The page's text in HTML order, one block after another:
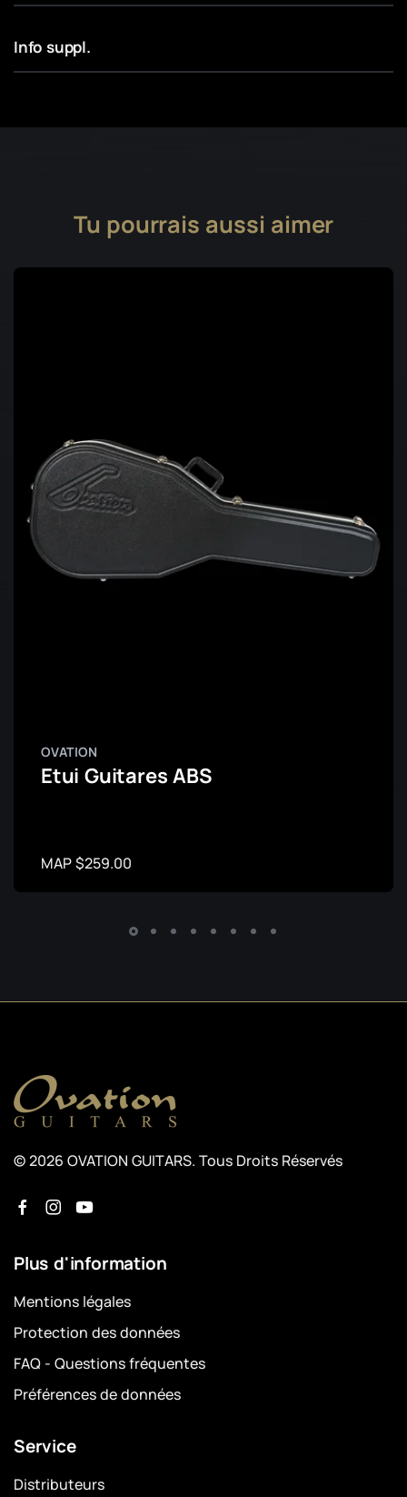
Info suppl.
Tu pourrais aussi aimer
OVATION
Etui Guitares ABS
MAP $259.00
© 2026 OVATION GUITARS. Tous Droits Réservés
Plus d'information
Mentions légales
Protection des données
FAQ - Questions fréquentes
Préférences de données
Service
Distributeurs